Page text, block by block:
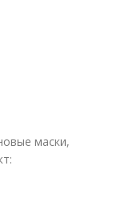
маски,